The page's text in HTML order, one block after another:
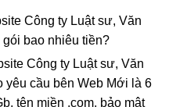
Công ty Luật sư, Văn
bao nhiêu tiền?
Công ty Luật sư, Văn
yêu cầu bên Web Mới là 6
tên miền .com, bảo mật